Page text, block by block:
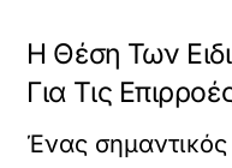
Η Θέση Των
Για Τις
Ένας σημαντικός